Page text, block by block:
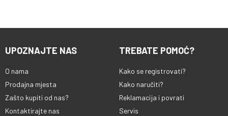
UPOZNAJTE NAS
O nama
Prodajna mjesta
Zašto kupiti od nas?
Kontaktirajte nas
TREBATE POMOĆ?
Kako se registrovati?
Kako naručiti?
Reklamacija i povrati
Servis